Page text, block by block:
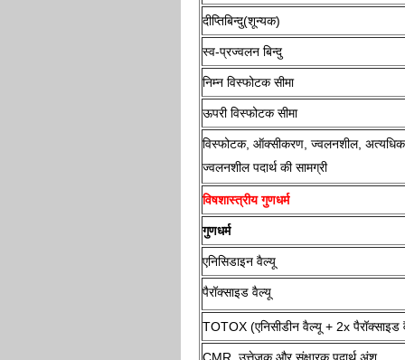
दीप्तिबिन्दु(शून्यक)
स्व-प्रज्वलन बिन्दु
निम्न विस्फोटक सीमा
ऊपरी विस्फोटक सीमा
विस्फोटक, ऑक्सीकरण, ज्वलनशील,
ज्वलनशील पदार्थ की सामग्री
विषशास्त्रीय गुणधर्म
गुणधर्म
एनिसिडाइन वैल्यू
पैरॉक्‍साइड वैल्यू
TOTOX (एनिसीडीन वैल्यू + 2x पैरॉक्‍साइड